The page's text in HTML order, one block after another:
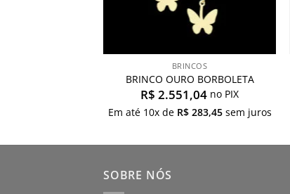
BRINCOS
BRINCO OURO BORBOLETA
R$ 2.551,04 no PIX
Em até 10x de R$283,45sem juros
SOBRE NÓS